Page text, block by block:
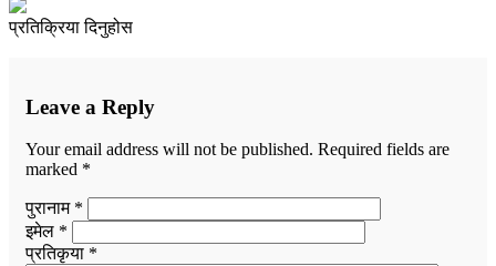
प्रतिक्रिया दिनुहोस
Leave a Reply
Your email address will not be published. Required fields are
marked *
पुरानाम *
इमेल *
प्रतिकृया *